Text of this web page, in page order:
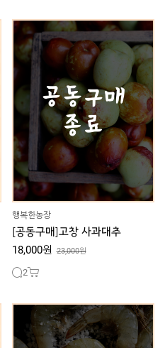
행복한농장
[공동구매]고창 사과대추
18,000원 23,000원
2